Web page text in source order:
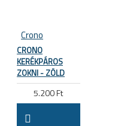
Crono
CRONO
KERÉKPÁROS
ZOKNI - ZÖLD
5.200 Ft